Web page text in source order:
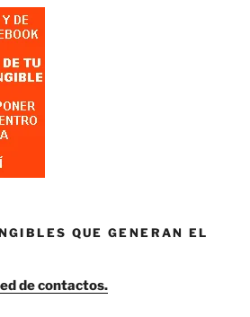
QUE GENERAN EL
de contactos.